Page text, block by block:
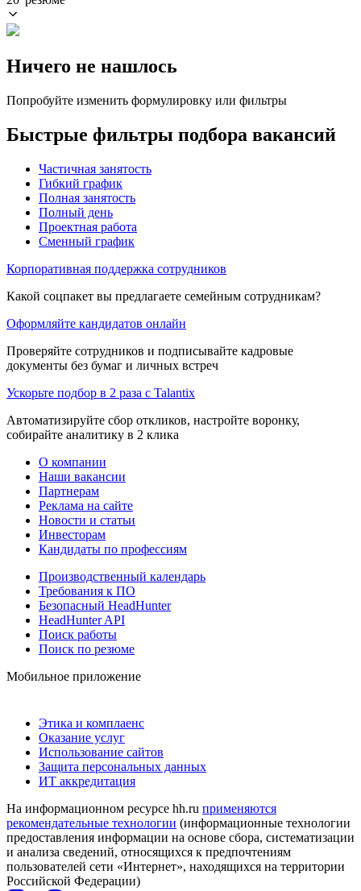
Ничего не нашлось
Попробуйте изменить формулировку или фильтры
Быстрые фильтры подбора вакансий
Частичная занятость
Гибкий график
Полная занятость
Полный день
Проектная работа
Сменный график
Корпоративная поддержка сотрудников
Какой соцпакет вы предлагаете семейным сотрудникам?
Оформляйте кандидатов онлайн
Проверяйте сотрудников и подписывайте кадровые
документы без бумаг и личных встреч
Ускорьте подбор в 2 раза с Talantix
Автоматизируйте сбор откликов, настройте воронку,
собирайте аналитику в 2 клика
О компании
Наши вакансии
Партнерам
Реклама на сайте
Новости и статьи
Инвесторам
Кандидаты по профессиям
Производственный календарь
Требования к ПО
Безопасный HeadHunter
HeadHunter API
Поиск работы
Поиск по резюме
Мобильное приложение
Этика и комплаенс
Оказание услуг
Использование сайтов
Защита персональных данных
ИТ аккредитация
На информационном ресурсе hh.ru применяются
рекомендательные технологии (информационные технологии
предоставления информации на основе сбора, систематизации
и анализа сведений, относящихся к предпочтениям
пользователей сети «Интернет», находящихся на территории
Российской Федерации)